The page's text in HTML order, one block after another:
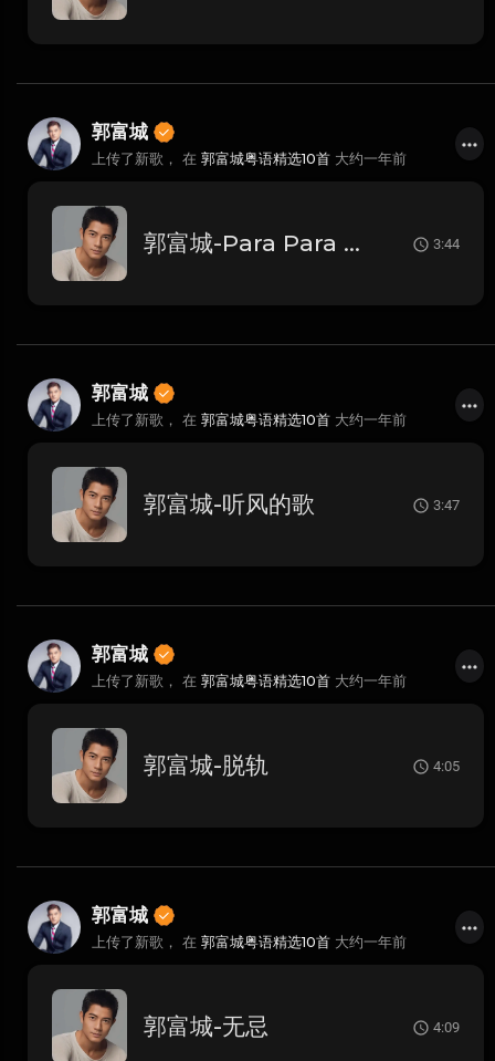
郭富城
上传了新歌， 在 郭富城粤语精选10首 大约一年前
郭富城-Para Para Sakura 3:44
郭富城
上传了新歌， 在 郭富城粤语精选10首 大约一年前
郭富城-听风的歌 3:47
郭富城
上传了新歌， 在 郭富城粤语精选10首 大约一年前
郭富城-脱轨 4:05
郭富城
上传了新歌， 在 郭富城粤语精选10首 大约一年前
郭富城-无忌 4:09